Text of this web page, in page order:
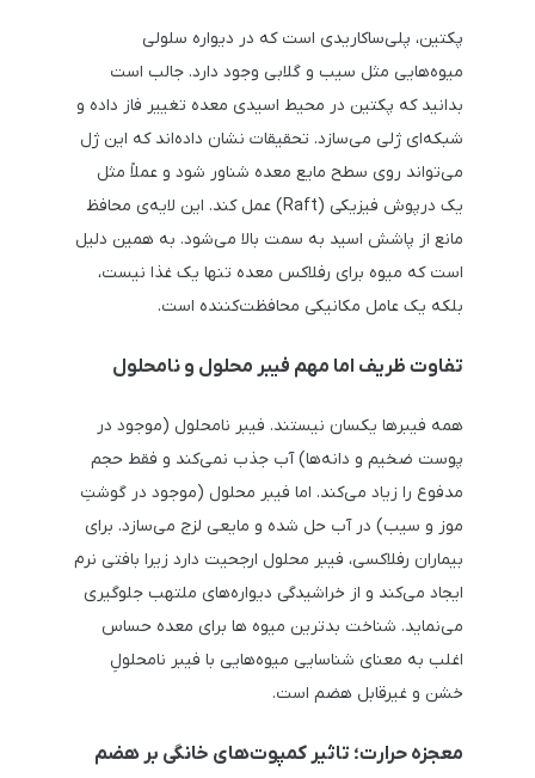
پکتین، پلی‌ساکاریدی است که در دیواره سلولی
میوه‌هایی مثل سیب و گلابی وجود دارد. جالب است
بدانید که پکتین در محیط اسیدی معده تغییر فاز داده و
شبکه‌ای ژلی می‌سازد. تحقیقات نشان داده‌اند که این ژل
می‌تواند روی سطح مایع معده شناور شود و عملاً مثل
یک درپوش فیزیکی (Raft) عمل کند. این لایه‌ی محافظ
مانع از پاشش اسید به سمت بالا می‌شود. به همین دلیل
است که میوه برای رفلاکس معده تنها یک غذا نیست،
بلکه یک عامل مکانیکی محافظت‌کننده است.
تفاوت ظریف اما مهم فیبر محلول و نامحلول
همه فیبرها یکسان نیستند. فیبر نامحلول (موجود در
پوست ضخیم و دانه‌ها) آب جذب نمی‌کند و فقط حجم
مدفوع را زیاد می‌کند. اما فیبر محلول (موجود در گوشتِ
موز و سیب) در آب حل شده و مایعی لزج می‌سازد. برای
بیماران رفلاکسی، فیبر محلول ارجحیت دارد زیرا بافتی نرم
ایجاد می‌کند و از خراشیدگی دیواره‌های ملتهب جلوگیری
می‌نماید. شناخت بدترین میوه ها برای معده حساس
اغلب به معنای شناسایی میوه‌هایی با فیبر نامحلولِ
خشن و غیرقابل هضم است.
معجزه حرارت؛ تاثیر کمپوت‌های خانگی بر هضم